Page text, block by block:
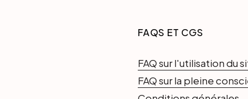
FAQS ET CGS
FAQ sur l'utilisation du
FAQ sur la pleine